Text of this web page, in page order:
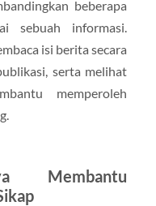
beberapa
sebuah informasi.
isi berita secara
serta melihat
memperoleh
Membantu